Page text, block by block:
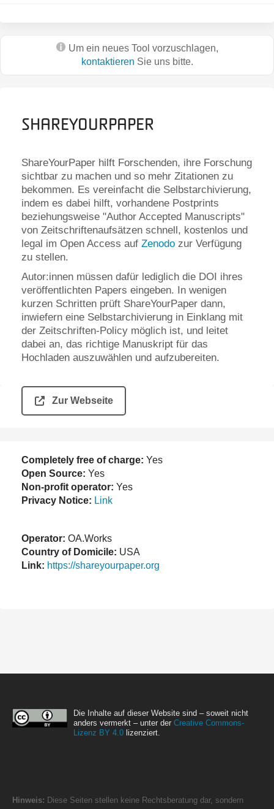
Um ein neues Tool vorzuschlagen,
kontaktieren Sie uns bitte.
ShareYourPaper
ShareYourPaper hilft Forschenden, ihre Forschung
sichtbar zu machen und so mehr Zitationen zu
bekommen. Es vereinfacht die Selbstarchivierung,
indem es dabei hilft, vorhandene Postprints
beziehungsweise "Author Accepted Manuscripts"
von Zeitschriftenaufsätzen schnell, kostenlos und
legal im Open Access auf Zenodo zur Verfügung
zu stellen.
Autor:innen müssen dafür lediglich die DOI ihres
veröffentlichten Papers eingeben. In wenigen
kurzen Schritten prüft ShareYourPaper dann,
inwiefern eine Selbstarchivierung in Einklang mit
der Zeitschriften-Policy möglich ist, und leitet
dabei an, das richtige Manuskript für das
Hochladen auszuwählen und aufzubereiten.
Zur Webseite
Completely free of charge: Yes
Open Source: Yes
Non-profit operator: Yes
Privacy Notice: Link
Operator: OA.Works
Country of Domicile: USA
Link: https://shareyourpaper.org
Die Inhalte auf dieser Website sind – soweit nicht
anders vermerkt – unter der Creative Commons-
Lizenz BY 4.0 lizenziert.
Hinweis: Diese Seiten stellen keine Rechtsberatung dar, sondern